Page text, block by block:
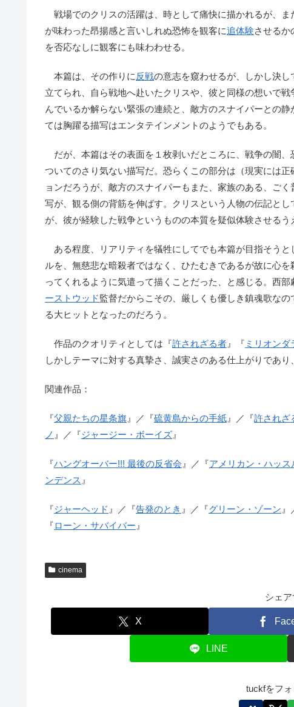
戦場でのクリスの活躍は、時として痛快に描かれるが、
が味わった昂揚感と言いしれぬ恐怖を観客に追体験させるか
を否応なしに観客にも味わわせる。
本篇は、その作りに 反戦の意志を窺わせるが、しかし決
立てられ、自ら戦地へ赴いたクリスや、彼と同様の想いで
んでいるか解らない緊張の連続と、敵方のスナイパーとの
ては胸躍る描写はエンタテインメントのようでもある。
だが、本篇はその表面を１枚剥いだところに、戦争の闇
ついてのさり気ない描写だ。恐らくこの部分は（現実には
ョンだろうが、敵方のスナイパーもまた、家族のある、ご
写が、観る側の背筋を伸ばす。クリスという人物の伝記と
が、彼が経験した戦争というものの本質を疑似体験させるう
ある程度、リアリティを犠牲にしてでも本篇が目指そうと
ルを、無慈悲な暗殺者ではなく、ひたむきであるが故に心
ってくれるように気遣って描くことだった、と感じる。西部
ーストウッド監督だからこその、厳しくも優しき鎮魂歌なの
る大ヒットとなったのだろう。
作品のクオリティとしては『許されざる者 』『 ミリオンダ
しかしテーマに対する真摯さ、誠実さのある仕上がりであ
関連作品：
『父親たちの星条旗 』／『硫黄島からの手紙 』／『許されざ
ノ 』／『ジャージー・ボーイズ 』
『ハングオーバー!!! 最後の反省会 』／『アメリカン・ハッス
ンデンス 』
『ジャーヘッド 』／『告発のとき 』／『グリーン・ゾーン 』
『ローン・サバイバー 』
cinema
シェア
X
LINE
tuckfをフ